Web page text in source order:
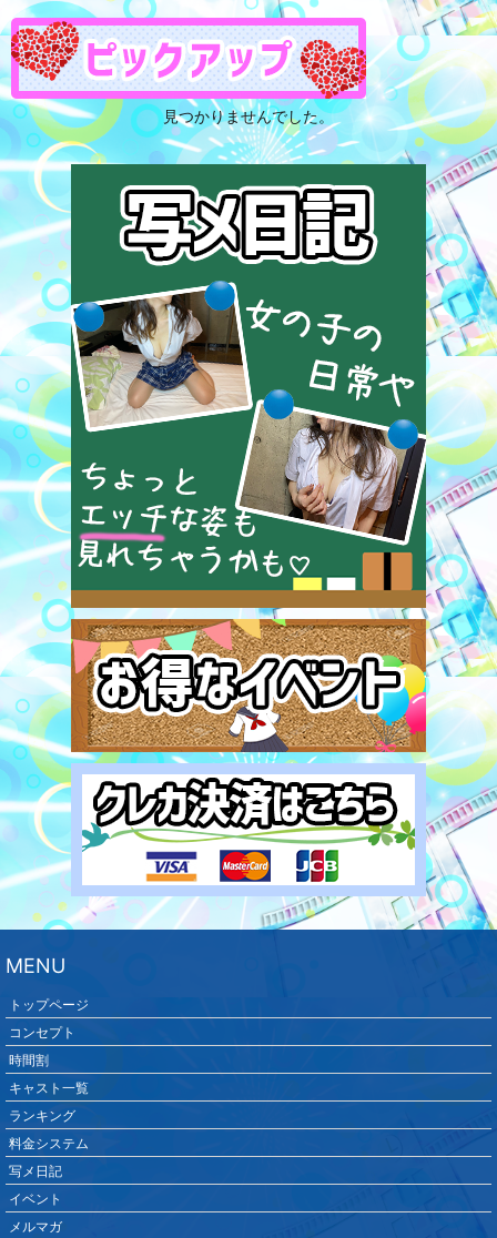
見つかりませんでした。
MENU
トップページ
コンセプト
時間割
キャスト一覧
ランキング
料金システム
写メ日記
イベント
メルマガ